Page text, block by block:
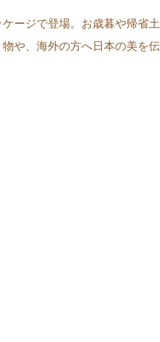
ージで登場。お歳暮や帰省
や、海外の方へ日本の美を